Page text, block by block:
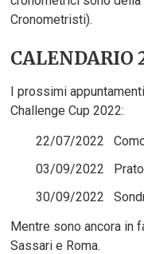
Cronometristi).
CALENDARIO
I prossimi
Challenge Cup 2022:
22/07/2022
03/09/2022 Prato
30/09/2022
Mentre sono ancora in
Sassari e Roma.